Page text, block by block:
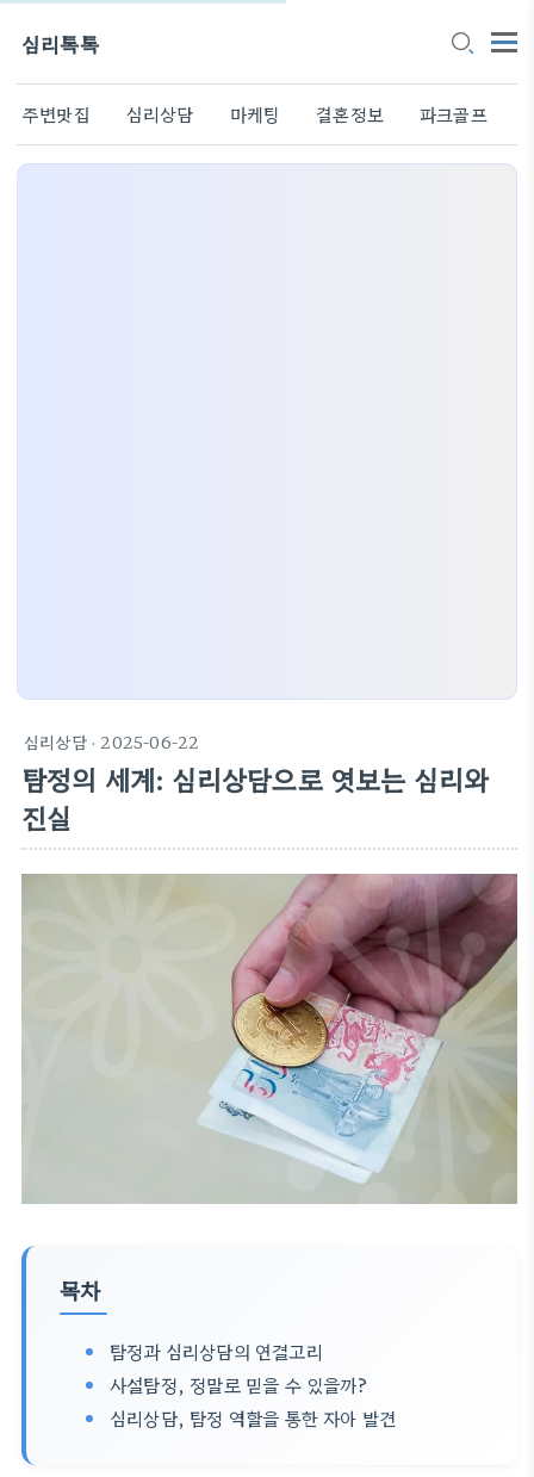
심리톡톡
주변맛집 심리상담 마케팅 결혼정보 파크골프
심리상담· 2025-06-22
탐정의 세계: 심리상담으로 엿보는 심리와
진실
목차
탐정과 심리상담의 연결고리
사설탐정, 정말로 믿을 수 있을까?
심리상담, 탐정 역할을 통한 자아 발견